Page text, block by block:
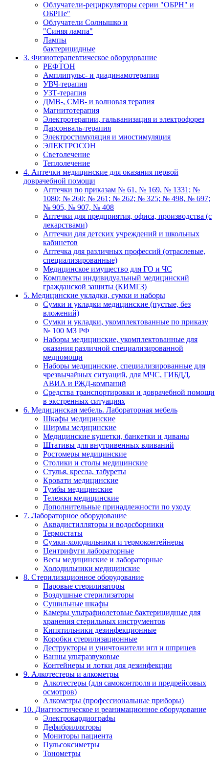
Облучатели-рециркуляторы серии "ОБРН" и
ОБРПе"
Облучатели Солнышко и
"Синяя лампа"
Лампы
бактерицидные
3. Физиотерапевтическое оборудование
РЕФТОН
Амплипульс- и диадинамотерапия
УВЧ-терапия
УЗТ-терапия
ДМВ-, СМВ- и волновая терапия
Магнитотерапия
Электротерапии, гальванизация и электрофорез
Дарсонваль-терапия
Электростимуляция и миостимуляция
ЭЛЕКТРОСОН
Светолечение
Теплолечение
4. Аптечки медицинские для оказания первой
доврачебной помощи
Аптечки по приказам № 61, № 169, № 1331; №
1080; № 260; № 261; № 262; № 325; № 498, № 697;
№ 905, № 907, № 408
Аптечки для предприятия, офиса, производства (с
лекарствами)
Аптечки для детских учреждений и школьных
кабинетов
Аптечка для различных профессий (отраслевые,
специализированные)
Медицинское имущество для ГО и ЧС
Комплекты индивидуальный медицинский
гражданской защиты (КИМГЗ)
5. Медицинские укладки, сумки и наборы
Сумки и укладки медицинские (пустые, без
вложений)
Сумки и укладки, укомплектованные по приказу
№ 100 МЗ РФ
Наборы медицинские, укомплектованные для
оказания различной специализированной
медпомощи
Наборы медицинские, специализированные для
чрезвычайных ситуаций, для МЧС, ГИБДД,
АВИА и РЖД-компаний
Средства транспортировки и доврачебной помощи
в экстренных ситуациях
6. Медицинская мебель. Лабораторная мебель
Шкафы медицинские
Ширмы медицинские
Медицинские кушетки, банкетки и диваны
Штативы для внутривенных вливаний
Ростомеры медицинские
Столики и столы медицинские
Стулья, кресла, табуреты
Кровати медицинские
Тумбы медицинские
Тележки медицинские
Дополнительные принадлежности по уходу
7. Лабораторное оборудование
Аквадистилляторы и водосборники
Термостаты
Сумки-холодильники и термоконтейнеры
Центрифуги лабораторные
Весы медицинские и лабораторные
Холодильники медицинские
8. Стерилизационное оборудование
Паровые стерилизаторы
Воздушные стерилизаторы
Сушильные шкафы
Камеры ультрафиолетовые бактерицидные для
хранения стерильных инструментов
Кипятильники дезинфекционные
Коробки стерилизационные
Деструкторы и уничтожители игл и шприцев
Ванны ультразвуковые
Контейнеры и лотки для дезинфекции
9. Алкотестеры и алкометры
Алкотестеры (для самоконтроля и предрейсовых
осмотров)
Алкометры (профессиональные приборы)
10. Диагностическое и реанимационное оборудование
Электрокардиографы
Дефибрилляторы
Мониторы пациента
Пульсоксиметры
Тонометры